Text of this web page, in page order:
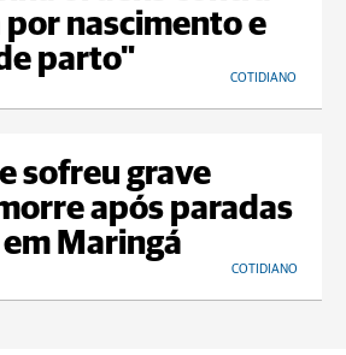
nascimento e
parto"
COTIDIANO
sofreu grave
após paradas
Maringá
COTIDIANO